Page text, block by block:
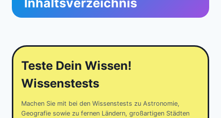
Inhaltsverzeichnis
Teste Dein Wissen!
Wissenstests
Machen Sie mit bei den Wissenstests zu Astronomie,
Geografie sowie zu fernen Ländern, großartigen Städten